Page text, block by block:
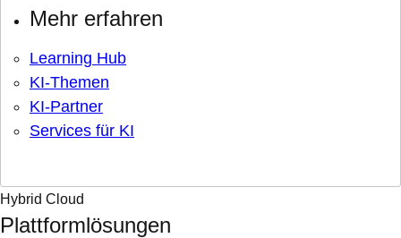
Mehr erfahren
Learning Hub
KI-Themen
KI-Partner
Services für KI
Hybrid Cloud
Plattformlösungen